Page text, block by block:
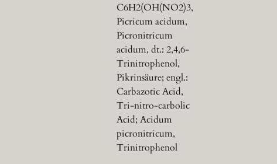
C6H2(OH(NO2)3,
Picricum acidum,
Picronitricum
acidum, dt.: 2,4,6-
Trinitrophenol,
Pikrinsäure; engl.:
Carbazotic Acid,
Tri-nitro-carbolic
Acid; Acidum
picronitricum,
Trinitrophenol